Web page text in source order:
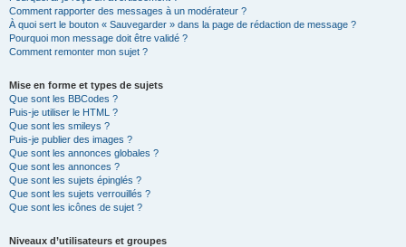
Comment rapporter des messages à un modérateur ?
À quoi sert le bouton « Sauvegarder » dans la page de rédaction de message ?
Pourquoi mon message doit être validé ?
Comment remonter mon sujet ?
Mise en forme et types de sujets
Que sont les BBCodes ?
Puis-je utiliser le HTML ?
Que sont les smileys ?
Puis-je publier des images ?
Que sont les annonces globales ?
Que sont les annonces ?
Que sont les sujets épinglés ?
Que sont les sujets verrouillés ?
Que sont les icônes de sujet ?
Niveaux d’utilisateurs et groupes